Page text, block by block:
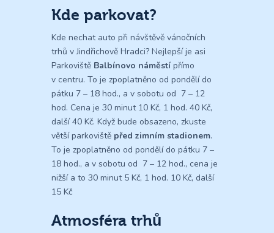
Kde parkovat?
Kde nechat auto při návštěvě vánočních
trhů v Jindřichově Hradci? Nejlepší je asi
Parkoviště Balbínovo náměstí přímo
v centru. To je zpoplatněno od pondělí do
pátku 7 – 18 hod., a v sobotu od 7 – 12
hod. Cena je 30 minut 10 Kč, 1 hod. 40 Kč,
další 40 Kč. Když bude obsazeno, zkuste
větší parkoviště před zimním stadionem.
To je zpoplatněno od pondělí do pátku 7 –
18 hod., a v sobotu od 7 – 12 hod., cena je
nižší a to 30 minut 5 Kč, 1 hod. 10 Kč, další
15 Kč
Atmosféra trhů